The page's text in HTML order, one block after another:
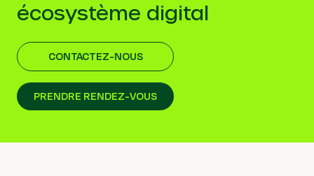
écosystème digital
CONTACTEZ-NOUS
PRENDRE RENDEZ-VOUS